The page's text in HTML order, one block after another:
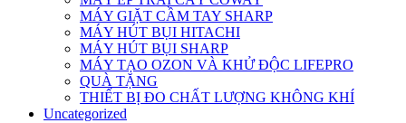
MÁY GIẶT CẦM TAY SHARP
MÁY HÚT BỤI HITACHI
MÁY HÚT BỤI SHARP
MÁY TẠO OZON VÀ KHỬ ĐỘC LIFEPRO
QUÀ TẶNG
THIẾT BỊ ĐO CHẤT LƯỢNG KHÔNG KHÍ
Uncategorized